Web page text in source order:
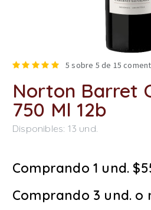
5 sobre 5 de 15
Norton Barret
750 Ml 12b
Disponibles: 13 und.
Comprando 1 und.
Comprando 3 und. o